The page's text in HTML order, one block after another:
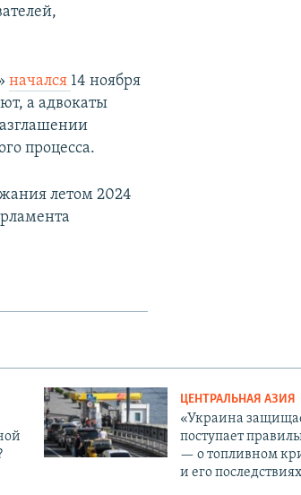
начался 14 ноября
а адвокаты
процесса.
летом 2024
ЦЕНТРАЛЬНАЯ АЗИЯ
«Украина
поступает
— о топливном
и его